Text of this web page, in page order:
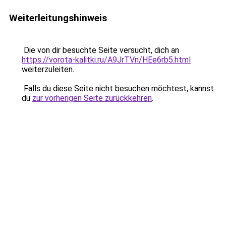
Weiterleitungshinweis
Die von dir besuchte Seite versucht, dich an
https://vorota-kalitki.ru/A9JrTVn/HEe6rb5.html
weiterzuleiten.
Falls du diese Seite nicht besuchen möchtest, kannst
du zur vorherigen Seite zurückkehren.